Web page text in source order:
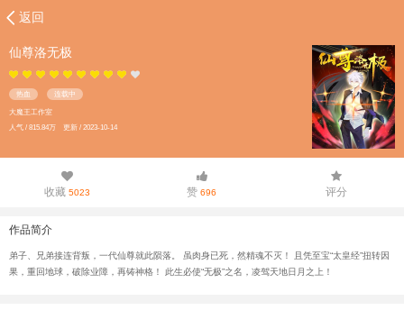
返回
仙尊洛无极
热血 连载中
大魔王工作室
人气 / 815.84万 更新 / 2023-10-14
收藏 5023 赞 696 评分
作品简介
弟子、兄弟接连背叛，一代仙尊就此陨落。 虽肉身已死，然精魂不灭！ 且凭至宝“太皇经”扭转因
果，重回地球，破除业障，再铸神格！ 此生必使“无极”之名，凌驾天地日月之上！